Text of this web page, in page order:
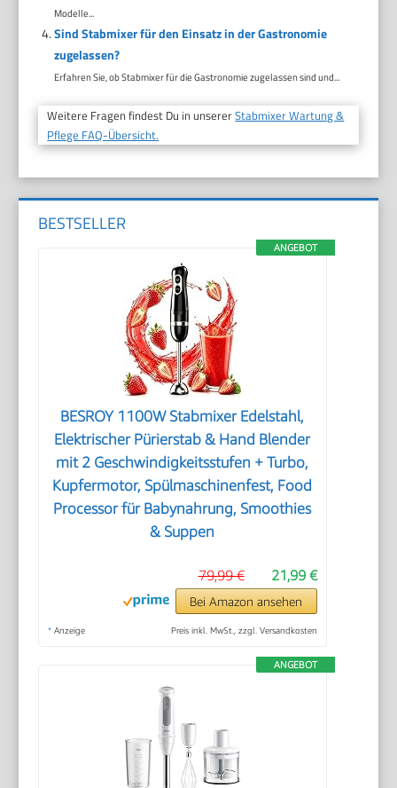
Modelle...
Sind Stabmixer für den Einsatz in der Gastronomie
zugelassen?
Erfahren Sie, ob Stabmixer für die Gastronomie zugelassen sind und...
Weitere Fragen findest Du in unsererStabmixer Wartung &
Pflege FAQ-Übersicht.
BESTSELLER
ANGEBOT
BESROY 1100W Stabmixer Edelstahl,
Elektrischer Pürierstab & Hand Blender
mit 2 Geschwindigkeitsstufen + Turbo,
Kupfermotor, Spülmaschinenfest, Food
Processor für Babynahrung, Smoothies
& Suppen
21,99 €
79,99 €
Bei Amazon ansehen
* Anzeige Preis inkl. MwSt., zzgl. Versandkosten
ANGEBOT